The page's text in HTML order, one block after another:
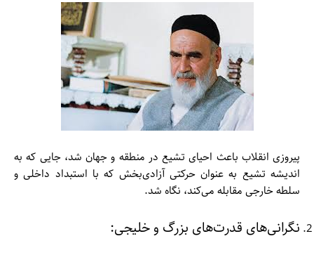
پیروزی انقلاب باعث احیای تشیع در منطقه و جهان شد، جایی که به
اندیشه تشیع به عنوان حرکتی آزادی‌بخش که با استبداد داخلی و
سلطه خارجی مقابله می‌کند، نگاه شد.
نگرانی‌های قدرت‌های بزرگ و خلیجی: